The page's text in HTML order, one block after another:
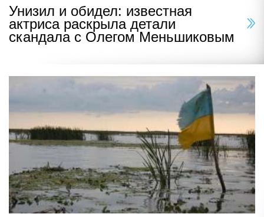
Унизил и обидел: известная
актриса раскрыла детали
скандала с Олегом Меньшиковым